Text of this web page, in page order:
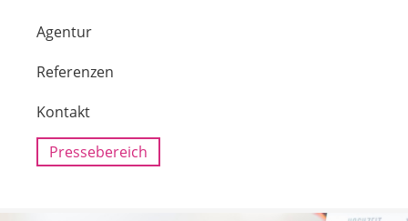
Agentur
Referenzen
Kontakt
Pressebereich